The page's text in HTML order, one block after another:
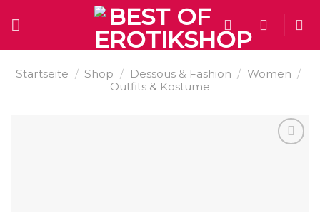
Startseite / Shop / Dessous & Fashion / Women /
Outfits & Kostüme